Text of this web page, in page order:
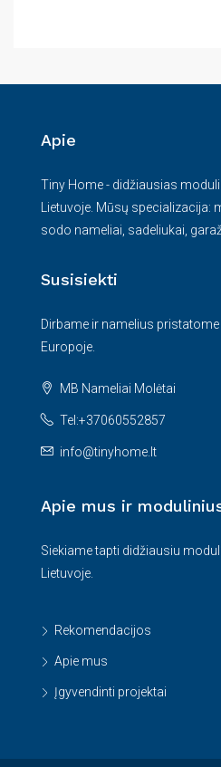
Apie
Tiny Home - didžiausias
Lietuvoje. Mūsų specializacija:
sodo nameliai, sadeliukai,
Susisiekti
Dirbame ir namelius
Europoje.
MB Nameliai Molėtai
Tel:+37060552857
info@tinyhome.lt
Apie mus ir
Siekiame tapti didžiausiu
Lietuvoje.
Rekomendacijos
Apie mus
Įgyvendinti projektai